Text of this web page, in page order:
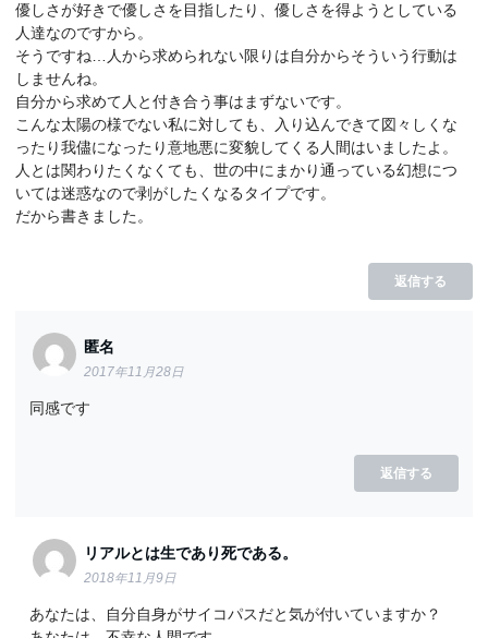
優しさが好きで優しさを目指したり、優しさを得ようとしている
人達なのですから。
そうですね…人から求められない限りは自分からそういう行動は
しませんね。
自分から求めて人と付き合う事はまずないです。
こんな太陽の様でない私に対しても、入り込んできて図々しくな
ったり我儘になったり意地悪に変貌してくる人間はいましたよ。
人とは関わりたくなくても、世の中にまかり通っている幻想につ
いては迷惑なので剥がしたくなるタイプです。
だから書きました。
返信する
匿名
2017年11月28日
同感です
返信する
リアルとは生であり死である。
2018年11月9日
あなたは、自分自身がサイコパスだと気が付いていますか？